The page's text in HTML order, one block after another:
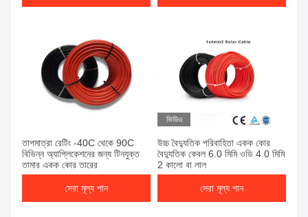
তাপমাত্রা রেটিং -40C থেকে 90C
বিভিন্ন অ্যাপ্লিকেশনের জন্য টিনযুক্ত
তামার একক কোর তারের
সেরা মূল্য পান
ভিডিও
উচ্চ বৈদ্যুতিক পরিবাহিতা একক কোর
বৈদ্যুতিক কেবল 6.0 মিমি ওডি 4.0 মিমি
2 কালো বা লাল
সেরা মূল্য পান